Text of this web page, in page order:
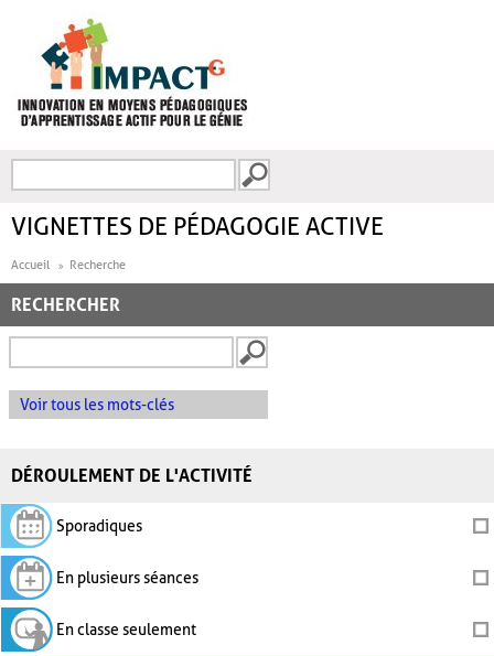
FORMULAIRE DE
VIGNETTES DE PÉDAGOGIE ACTIVE
Accueil Recherche
RECHERCHER
Voir tous les mots-clés
DÉROULEMENT DE L'ACTIVITÉ
Sporadiques
En plusieurs séances
En classe seulement